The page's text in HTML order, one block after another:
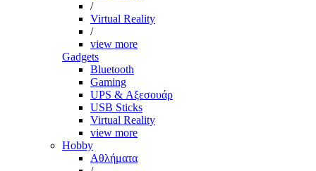
/
Virtual Reality
/
view more
Gadgets
Bluetooth
Gaming
UPS & Αξεσουάρ
USB Sticks
Virtual Reality
view more
Hobby
Αθλήματα